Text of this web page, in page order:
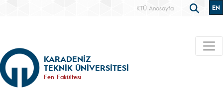
KTÜ Anasayfa EN
KARADENİZ
TEKNİK ÜNİVERSİTESİ
Fen Fakültesi